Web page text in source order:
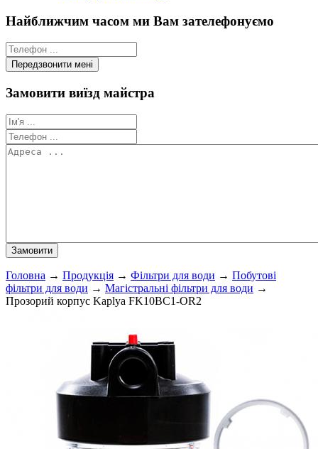
Найближчим часом ми Вам зателефонуємо
Замовити виїзд майстра
Головна → Продукція → Фільтри для води → Побутові
фільтри для води → Магістральні фільтри для води →
Прозорий корпус Kaplya FK10BC1-OR2